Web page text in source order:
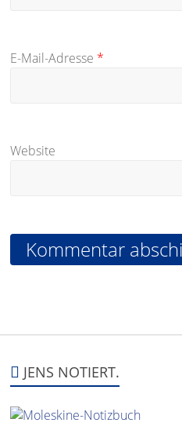
E-Mail-Adresse *
Website
JENS NOTIERT.